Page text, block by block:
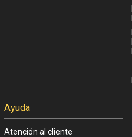
Ayuda
Atención al cliente